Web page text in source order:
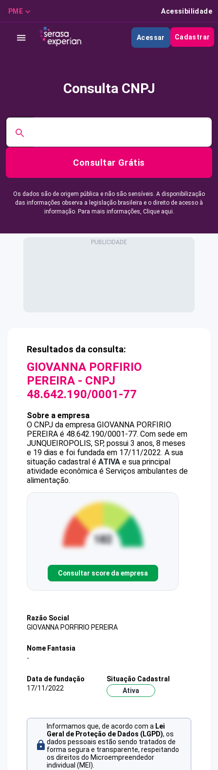
PME Acessibilidade
Acessar Cadastrar
Consulta CNPJ
Consultar Grátis
Os dados são de origem pública e não são sensíveis. A disponibilização
das informações observa a legislação brasileira e o direito de acesso à
informação. Para mais informações, Clique aqui.
Resultados da consulta:
GIOVANNA PORFIRIO
PEREIRA - CNPJ
48.642.190/0001-77
Sobre a empresa
O CNPJ da empresa GIOVANNA PORFIRIO
PEREIRA é 48.642.190/0001-77. Com sede em
JUNQUEIROPOLIS, SP, possui 3 anos, 8 meses
e 19 dias e foi fundada em 17/11/2022. A sua
situação cadastral é ATIVA e sua principal
atividade econômica é Serviços ambulantes de
alimentação.
Consultar score da empresa
Razão Social
GIOVANNA PORFIRIO PEREIRA
Nome Fantasia
-
Data de fundação
17/11/2022
Situação Cadastral
Ativa
Informamos que, de acordo com a Lei
Geral de Proteção de Dados (LGPD), os
dados pessoais estão sendo tratados de
forma segura e transparente, respeitando
os direitos do Microempreendedor
individual (MEI).